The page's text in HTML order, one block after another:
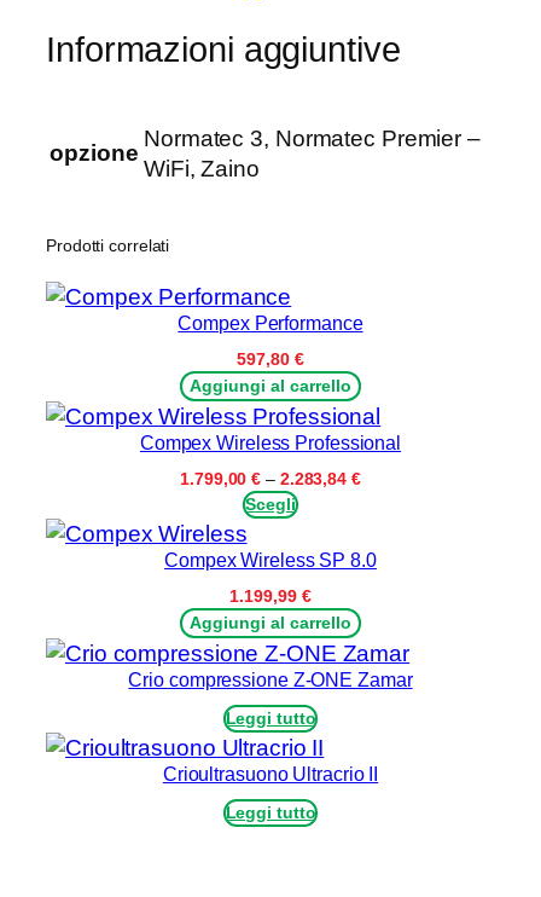
c
T
o
e
b
i
n
l
o
a
Informazioni aggiuntive
opzione
Normatec 3, Normatec Premier –
WiFi, Zaino
Prodotti correlati
Compex Performance
597,80 €
Aggiungi al carrello
Compex Wireless Professional
1.799,00€ – 2.283,84 €Fascia
1.799,00 €
2.283,84 €
Scegli
Compex Wireless SP 8.0
1.199,99 €
Aggiungi al carrello
Crio compressione Z-ONE Zamar
Leggi tutto
Crioultrasuono Ultracrio II
Leggi tutto